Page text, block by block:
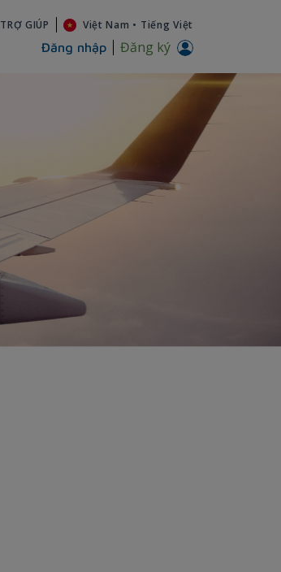
TRỢ GIÚP Việt Nam • Tiếng Việt
Đăng nhập Đăng ký